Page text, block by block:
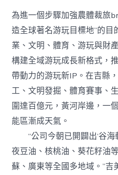
為進一個步驟加強農體裁旅
造全球著名游玩目標地”的
業、文明、體育、游玩與財
構建全域游玩成長新格式，
帶動力的游玩新IP。在吉縣
工、文明發掘、體育賽事、
圍達百億元，黃河岸邊，一
能區漸成天氣。
“公司今朝已開闢出‘谷海
夜豆油、核桃油、葵花籽油
蘇、廣東等全國多地域。”